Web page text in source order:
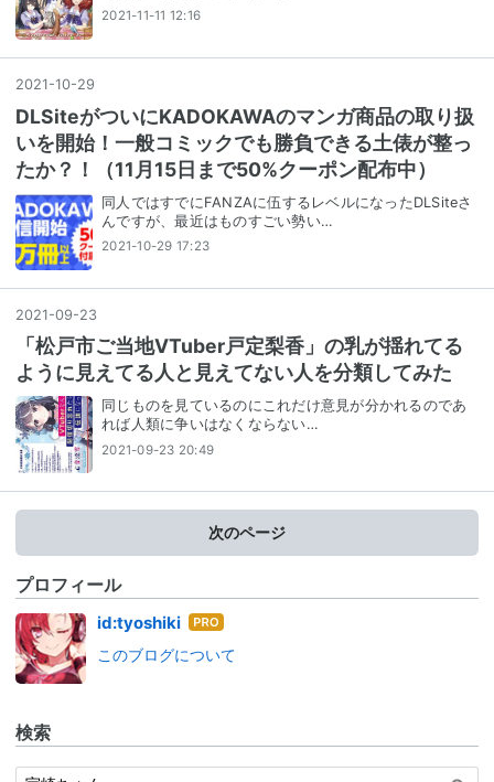
2021-11-11 12:16
2021 -10-29
DLSiteがついにKADOKAWAのマンガ商品の取り扱
いを開始！一般コミックでも勝負できる土俵が整っ
たか？！（11月15日まで50%クーポン配布中）
同人ではすでにFANZAに伍するレベルになったDLSiteさ
んですが、最近はものすごい勢い…
2021-10-29 17:23
2021-09-23
「松戸市ご当地VTuber戸定梨香」の乳が揺れてる
ように見えてる人と見えてない人を分類してみた
同じものを見ているのにこれだけ意見が分かれるのであ
れば人類に争いはなくならない…
2021-09-23 20:49
次のページ
プロフィール
id:tyoshiki はて
ログ
このブログについて
検索